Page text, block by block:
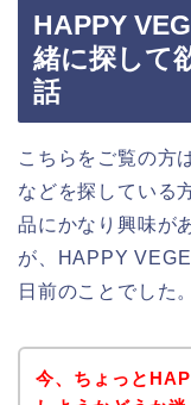
HAPPY
緒に探して
話
こちらをご覧の方
などを探している
品にかなり興味が
が、HAPPY
日前のことでした
今、ちょっと